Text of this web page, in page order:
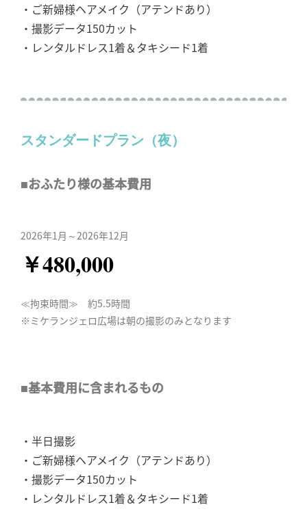
・ご新婦様ヘアメイク（アテンドあり）
・撮影データ150カット
・レンタルドレス1着＆タキシード1着
スタンダードプラン（夜）
■おふたり様の基本費用
2026年1月～2026年12月
￥480,000
≪拘束時間≫ 約5.5時間
※ミケランジェロ広場は朝の撮影のみとなります
■基本費用に含まれるもの
・半日撮影
・ご新婦様ヘアメイク（アテンドあり）
・撮影データ150カット
・レンタルドレス1着＆タキシード1着